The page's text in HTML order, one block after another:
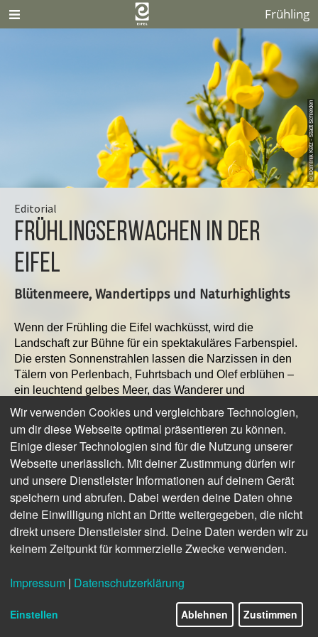
Frühling
© Dominik Ketz - Stadt Schleiden
Editorial
Frühlingserwachen in der
Eifel
Blütenmeere, Wandertipps und Naturhighlights
Wenn der Frühling die Eifel wachküsst, wird die
Landschaft zur Bühne für ein spektakuläres Farbenspiel.
Die ersten Sonnenstrahlen lassen die Narzissen in den
Tälern von Perlenbach, Fuhrtsbach und Olef erblühen –
ein leuchtend gelbes Meer, das Wanderer und
Naturfreunde in seinen Bann zieht. Passend dazu gibt es
Veranstaltungen und Touren, die dieses Naturschauspiel
perfekt in Szene setzen.
Doch das ist erst der Anfang! Auf den kargen Höhen der
Dreiborner Hochfläche und im Lampertstal setzt der
Ginster mit seinem goldenen Leuchten markante Akzente.
Auch hier locken geführte Wanderungen und spannende
Einblicke in die besondere Pflanzenwelt der Region. Und
für alle, die es gern noch wilder mögen: Das Lampertstal
und die Schönecker Schweiz sind wahre Schatzkammern
Für unser Frühlingsthema haben wir mit den
Pflanzenexperten Susanne Lipps und Oliver Breda
Wir verwenden Cookies und vergleichbare Technologien,
um dir diese Webseite optimal präsentieren zu können.
Einige dieser Technologien sind für die Nutzung unserer
Webseite unerlässlich. Mit deiner Zustimmung dürfen wir
und unsere Dienstleister Informationen auf deinem Gerät
speichern und abrufen. Dabei werden deine Daten ohne
deine Einwilligung nicht an Dritte weitergegeben, die nicht
direkt unsere Dienstleister sind. Deine Daten werden wir zu
keinem Zeitpunkt für kommerzielle Zwecke verwenden.
Impressum | Datenschutzerklärung
Einstellen Ablehnen Zustimmen